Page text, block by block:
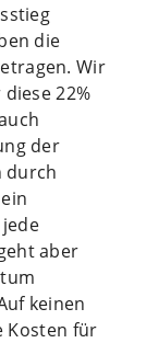
die
Wir
22%
der
durch
aber
keinen
Kosten für